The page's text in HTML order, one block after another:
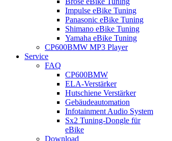
Impulse eBike Tuning
Panasonic eBike Tuning
Shimano eBike Tuning
Yamaha eBike Tuning
CP600BMW MP3 Player
Service
FAQ
CP600BMW
ELA-Verstärker
Hutschiene Verstärker
Gebäudeautomation
Infotainment Audio System
Sx2 Tuning-Dongle für
eBike
Download